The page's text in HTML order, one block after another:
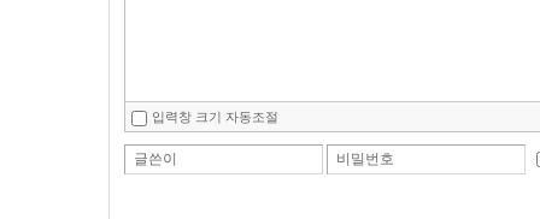
입력창 크기 자동조절
글쓴이 비밀번호